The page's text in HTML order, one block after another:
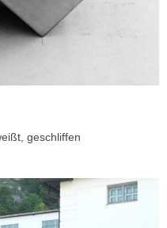
geschliffen